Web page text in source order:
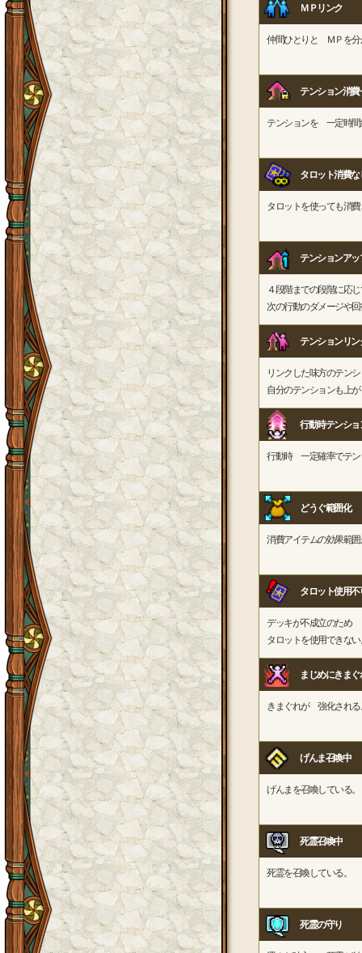
ＭＰリンク
仲間ひとりと ＭＰを分
テンション消費
テンションを 一定時間
タロット消費な
タロットを使っても消
テンションアッ
４段階までの段階に応じ
次の行動のダメージや
テンションリン
リンクした味方のテン
自分のテンションも上が
行動時テンショ
行動時 一定確率でテン
どうぐ範囲化
消費アイテムの効果範
タロット使用不
デッキが不成立のため
タロットを使用できない
まじめにきまぐ
きまぐれが 強化される
げんま召喚中
げんまを召喚している。
死霊召喚中
死霊を召喚している。
死霊の守り